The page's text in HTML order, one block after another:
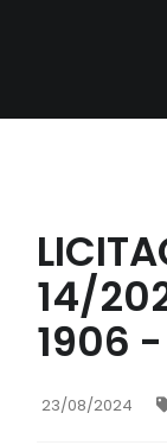
14/
1906
23/08/2024